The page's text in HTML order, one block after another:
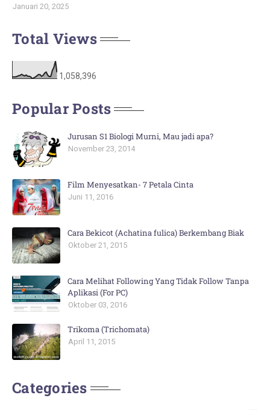
Januari 20, 2025
Total Views
1,058,396
Popular Posts
Jurusan S1 Biologi Murni, Mau jadi apa?
November 23, 2014
Film Menyesatkan- 7 Petala Cinta
Juni 11, 2016
Cara Bekicot (Achatina fulica) Berkembang Biak
Oktober 21, 2015
Cara Melihat Following Yang Tidak Follow Tanpa
Aplikasi (For PC)
Oktober 03, 2016
Trikoma (Trichomata)
April 11, 2015
Categories